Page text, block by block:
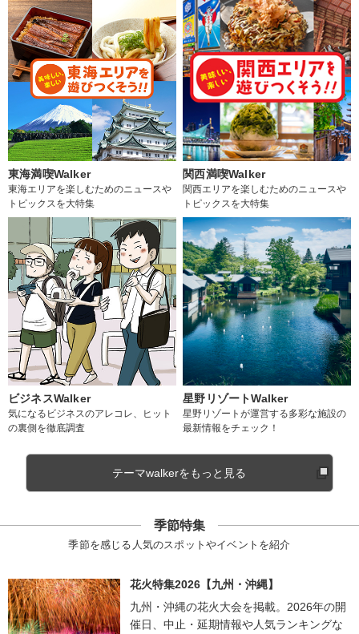
東海満喫Walker
東海エリアを楽しむためのニュースや
トピックスを大特集
関西満喫Walker
関西エリアを楽しむためのニュースや
トピックスを大特集
ビジネスWalker
気になるビジネスのアレコレ、ヒット
の裏側を徹底調査
星野リゾートWalker
星野リゾートが運営する多彩な施設の
最新情報をチェック！
テーマwalkerをもっと見る
季節特集
季節を感じる人気のスポットやイベントを紹介
花火特集2026【九州・沖縄】
九州・沖縄の花火大会を掲載。2026年の開
催日、中止・延期情報や人気ランキングな